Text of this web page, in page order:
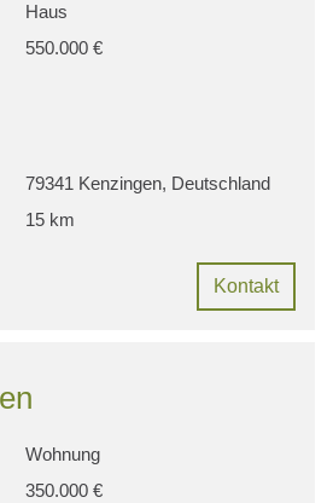
Haus
550.000 €
79341 Kenzingen, Deutschland
15 km
Kontakt
Wohnung
350.000 €